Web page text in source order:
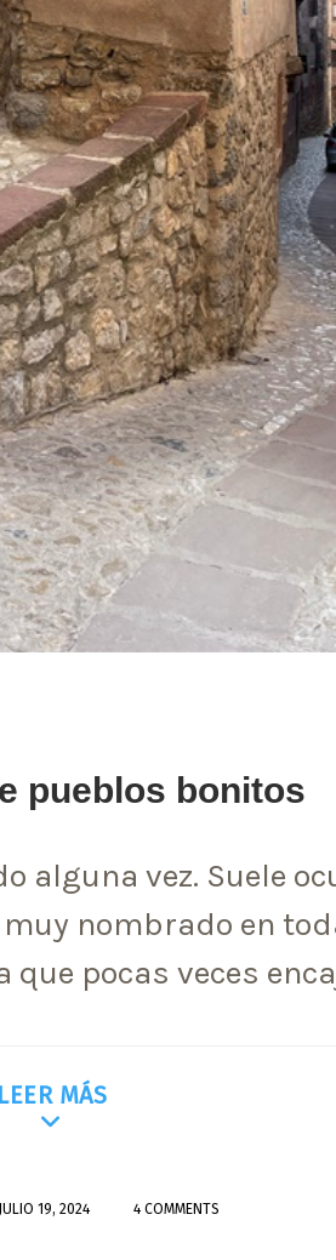
pueblos bonitos
alguna vez. Suele
nombrado en
que pocas veces
LEER MÁS
19, 2024 4 COMMENTS